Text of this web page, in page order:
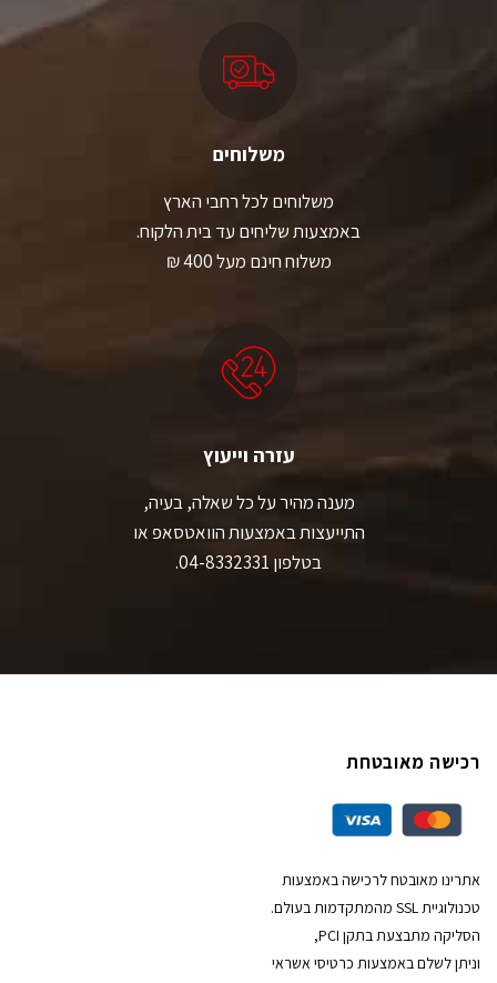
משלוחים
משלוחים לכל רחבי הארץ
באמצעות שליחים עד בית הלקוח.
משלוח חינם מעל 400 ₪
עזרה וייעוץ
מענה מהיר על כל שאלה, בעיה,
התייעצות באמצעות הוואטסאפ או
בטלפון 04-8332331.
רכישה מאובטחת
אתרינו מאובטח לרכישה באמצעות
טכנולוגיית SSL מהמתקדמות בעולם.
הסליקה מתבצעת בתקן PCI,
וניתן לשלם באמצעות כרטיסי אשראי